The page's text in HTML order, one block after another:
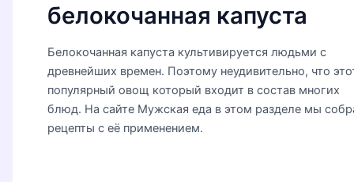
белокочанная капуста
Белокочанная капуста культивируется людьми с
древнейших времен. Поэтому неудивительно, что
популярный овощ который входит в состав многих
блюд. На сайте Мужская еда в этом разделе мы
рецепты с её применением.